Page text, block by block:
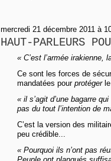
mercredi 21 décembre 2011 à
HAUT-PARLEURS
« C’est l’armée
Ce sont les forces de
mandatées pour protégerle
« il s’agit d’une bagarre
pas du tout l’intention de
C’est la version des
peu crédible...
« Pourquoi ils n’ont pas